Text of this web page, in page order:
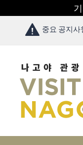
중요 공지사